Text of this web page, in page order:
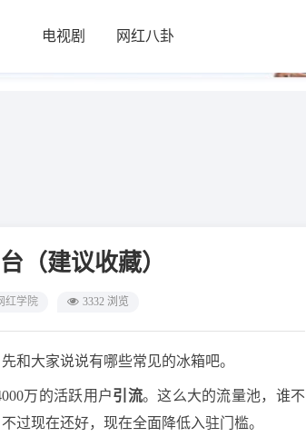
电视剧 网红八卦
（建议收藏）
红学院 3332 浏览
和大家说说有哪些常见的冰箱吧。
万的活跃用户引流。这么大的流量池，谁不
过现在还好，现在全面降低入驻门槛。